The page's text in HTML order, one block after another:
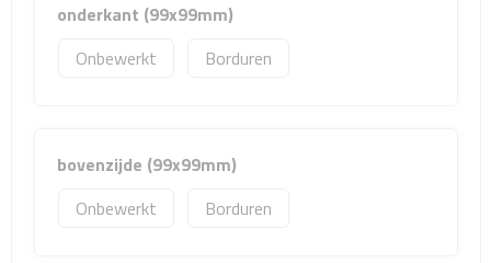
Strandtassen
Lunchtassen
Heuptassen
onderkant (99x99mm)
Onbewerkt
Borduren
bovenzijde (99x99mm)
Onbewerkt
Borduren